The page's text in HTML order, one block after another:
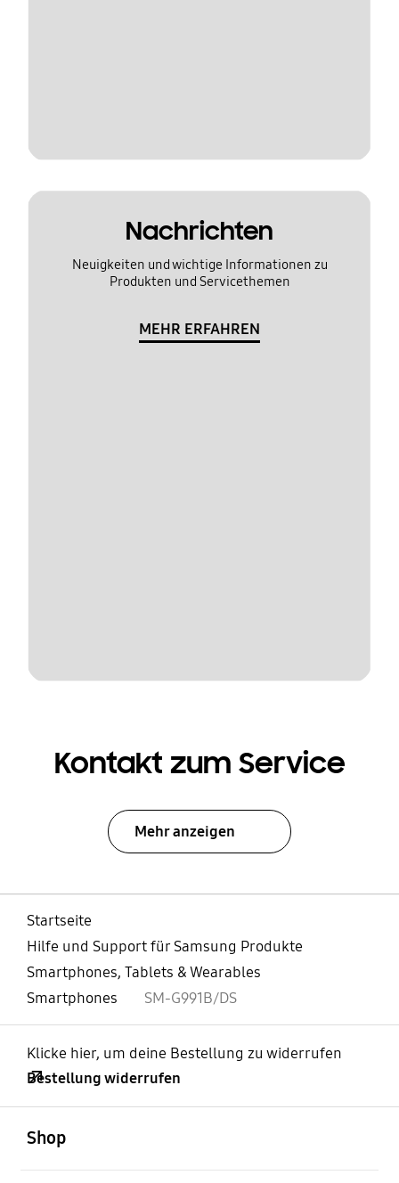
Nachrichten
Neuigkeiten und wichtige Informationen zu
Produkten und Servicethemen
MEHR ERFAHREN
Kontakt zum Service
Mehr anzeigen
Startseite
Hilfe und Support für Samsung Produkte
Smartphones, Tablets & Wearables
Smartphones
SM-G991B/DS
Klicke hier, um deine Bestellung zu widerrufen
Bestellung widerrufen
Shop